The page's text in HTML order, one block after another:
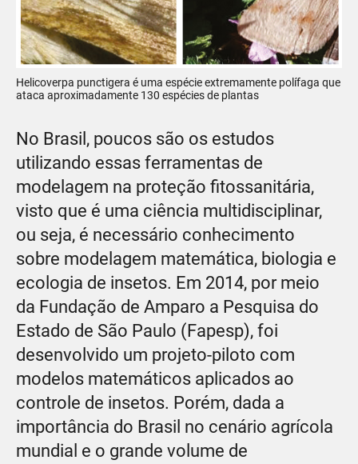
Helicoverpa punctigera é uma espécie extremamente polífaga que
ataca aproximadamente 130 espécies de plantas
No Brasil, poucos são os estudos
utilizando essas ferramentas de
modelagem na proteção fitossanitária,
visto que é uma ciência multidisciplinar,
ou seja, é necessário conhecimento
sobre modelagem matemática, biologia e
ecologia de insetos. Em 2014, por meio
da Fundação de Amparo a Pesquisa do
Estado de São Paulo (Fapesp), foi
desenvolvido um projeto-piloto com
modelos matemáticos aplicados ao
controle de insetos. Porém, dada a
importância do Brasil no cenário agrícola
mundial e o grande volume de